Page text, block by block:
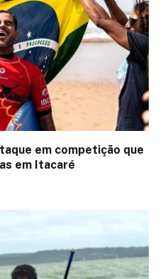
em competição que
em Itacaré